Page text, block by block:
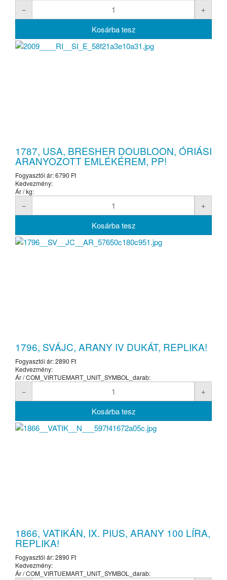
1787, USA, BRESHER DOUBLOON, ÓRIÁSI
ARANYOZOTT EMLÉKÉREM, PP!
Fogyasztói ár:6790 Ft
Kedvezmény:
Ár / kg:
1796, SVÁJC, ARANY IV DUKÁT, REPLIKA!
Fogyasztói ár:2890 Ft
Kedvezmény:
Ár / COM_VIRTUEMART_UNIT_SYMBOL_darab:
1866, VATIKÁN, IX. PIUS, ARANY 100 LÍRA,
REPLIKA!
Fogyasztói ár:2890 Ft
Kedvezmény:
Ár / COM_VIRTUEMART_UNIT_SYMBOL_darab: